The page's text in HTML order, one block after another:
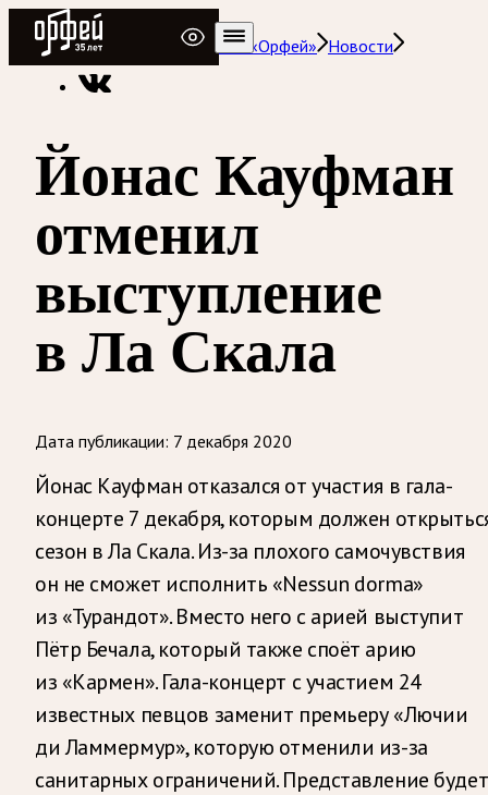
Радио Орфей
Радио классической музыки «Орфей» Новости
Йонас Кауфман
отменил
выступление
в Ла Скала
Дата публикации: 7 декабря 2020
Йонас Кауфман отказался от участия в гала-
концерте 7 декабря, которым должен
сезон в Ла Скала. Из-за плохого самочувствия
он не сможет исполнить «Nessun dorma»
из «Турандот». Вместо него с арией выступит
Пётр Бечала, который также споёт арию
из «Кармен». Гала-концерт с участием 24
известных певцов заменит премьеру «Лючии
ди Ламмермур», которую отменили из-за
санитарных ограничений. Представление будет